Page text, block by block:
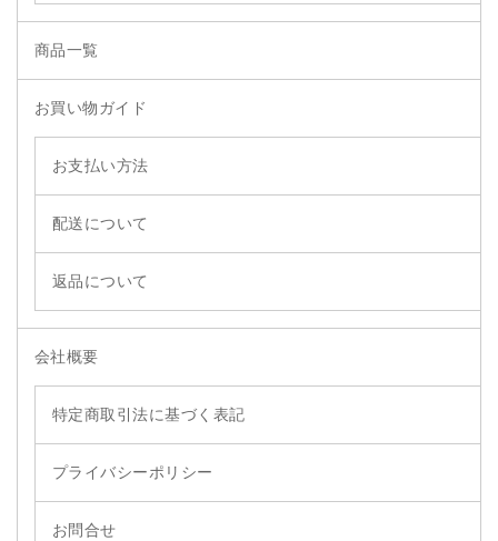
商品一覧
お買い物ガイド
お支払い方法
配送について
返品について
会社概要
特定商取引法に基づく表記
プライバシーポリシー
お問合せ